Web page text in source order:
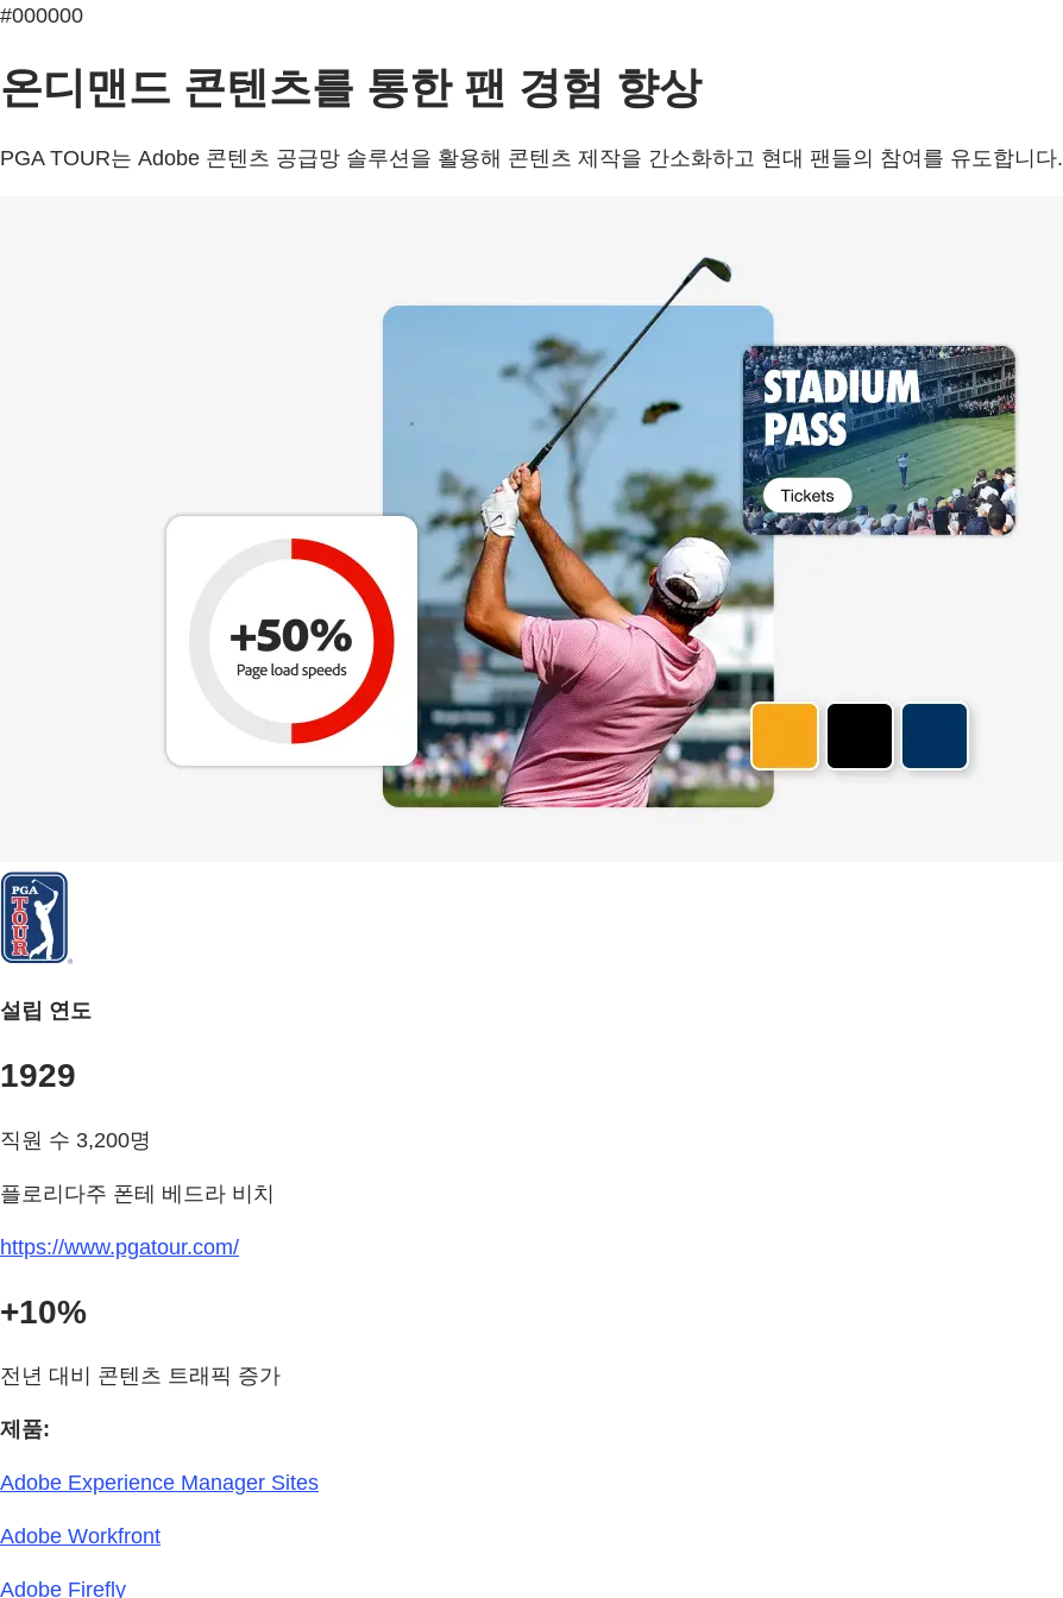
#000000
온디맨드 콘텐츠를 통한 팬 경험 향상
PGA TOUR는 Adobe 콘텐츠 공급망 솔루션을 활용해 콘텐츠 제작을 간소화하고 현대 팬들의 참여를 유도합니다.
설립 연도
1929
직원 수 3,200명
플로리다주 폰테 베드라 비치
https://www.pgatour.com/
+10%
전년 대비 콘텐츠 트래픽 증가
제품:
Adobe Experience Manager Sites
Adobe Workfront
Adobe Firefly